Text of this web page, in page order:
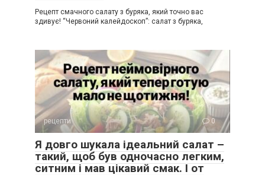
Рецепт смачного салату з буряка, який точно вас
здивує! “Червоний калейдоскоп”: салат з буряка,
рецепти 0
Я довго шукала ідеальний салат –
такий, щоб був одночасно легким,
ситним і мав цікавий смак. І от